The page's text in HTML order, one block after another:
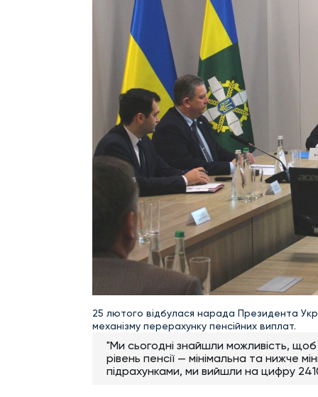
25 лютого відбулася нарада Президента
механізму перерахунку пенсійних виплат.
"Ми сьогодні знайшли можливість,
рівень пенсії — мінімальна та нижче
підрахунками, ми вийшли на цифру